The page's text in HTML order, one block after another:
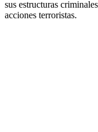
sus estructuras
acciones terroristas.